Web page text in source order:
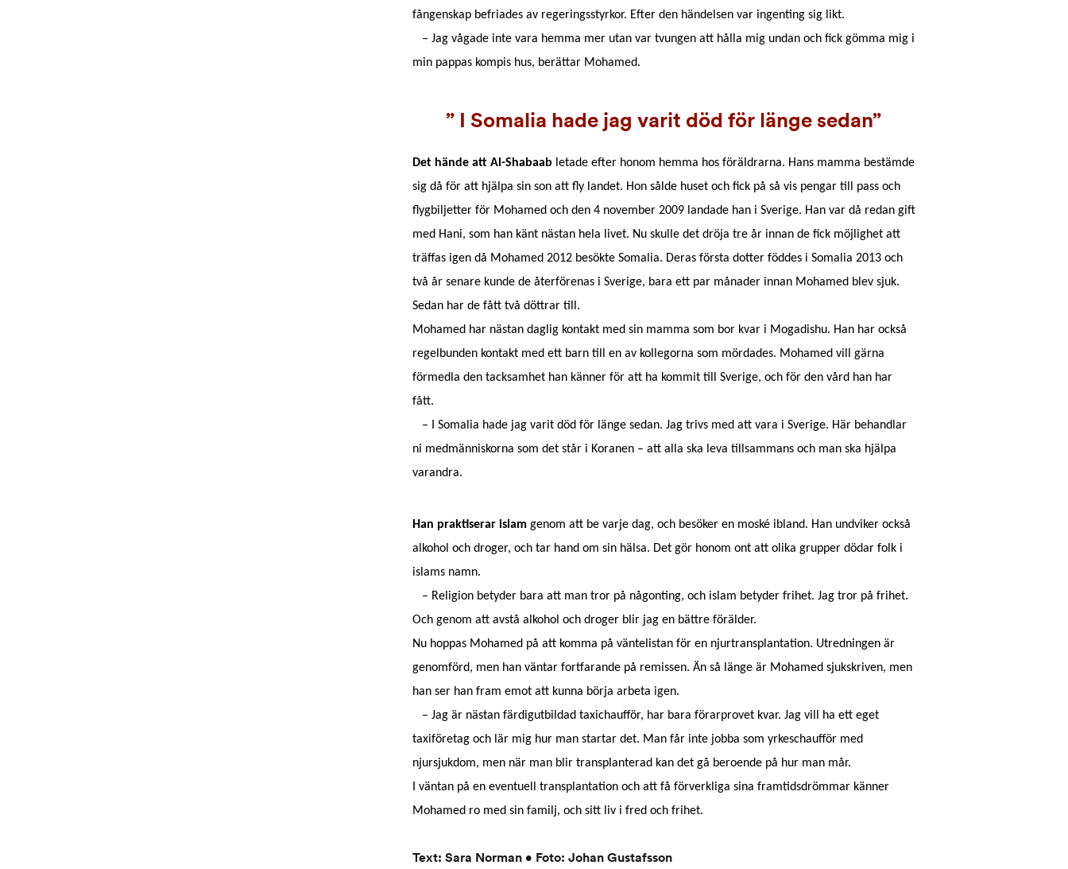
fångenskap befriades av regeringsstyrkor. Efter den händelsen var ingenting sig likt.
– Jag vågade inte vara hemma mer utan var tvungen att hålla mig undan och fick gömma mig i
min pappas kompis hus, berättar Mohamed.
I Somalia hade jag varit död för länge sedan
Det hände att Al-Shabaab letade efter honom hemma hos föräldrarna. Hans mamma bestämde
sig då för att hjälpa sin son att fly landet. Hon sålde huset och fick på så vis pengar till pass och
flygbiljetter för Mohamed och den 4 november 2009 landade han i Sverige. Han var då redan gift
med Hani, som han känt nästan hela livet. Nu skulle det dröja tre år innan de fick möjlighet att
träffas igen då Mohamed 2012 besökte Somalia. Deras första dotter föddes i Somalia 2013 och
två år senare kunde de återförenas i Sverige, bara ett par månader innan Mohamed blev sjuk.
Sedan har de fått två döttrar till.
Mohamed har nästan daglig kontakt med sin mamma som bor kvar i Mogadishu. Han har också
regelbunden kontakt med ett barn till en av kollegorna som mördades. Mohamed vill gärna
förmedla den tacksamhet han känner för att ha kommit till Sverige, och för den vård han har
fått.
– I Somalia hade jag varit död för länge sedan. Jag trivs med att vara i Sverige. Här behandlar
ni medmänniskorna som det står i Koranen – att alla ska leva tillsammans och man ska hjälpa
varandra.
Han praktiserar islamgenom att be varje dag, och besöker en moské ibland. Han undviker också
alkohol och droger, och tar hand om sin hälsa. Det gör honom ont att olika grupper dödar folk i
islams namn.
– Religion betyder bara att man tror på någonting, och islam betyder frihet. Jag tror på frihet.
Och genom att avstå alkohol och droger blir jag en bättre förälder.
Nu hoppas Mohamed på att komma på väntelistan för en njurtransplantation. Utredningen är
genomförd, men han väntar fortfarande på remissen. Än så länge är Mohamed sjukskriven, men
han ser han fram emot att kunna börja arbeta igen.
– Jag är nästan färdigutbildad taxichaufför, har bara förarprovet kvar. Jag vill ha ett eget
taxiföretag och lär mig hur man startar det. Man får inte jobba som yrkeschaufför med
njursjukdom, men när man blir transplanterad kan det gå beroende på hur man mår.
I väntan på en eventuell transplantation och att få förverkliga sina framtidsdrömmar känner
Mohamed ro med sin familj, och sitt liv i fred och frihet.
Text: Sara Norman • Foto: Johan Gustafsson